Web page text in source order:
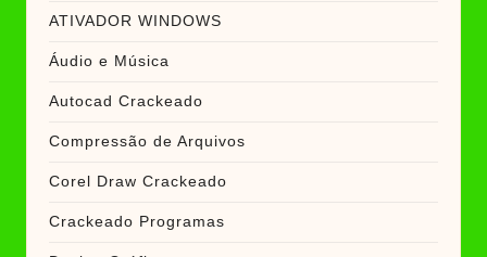
ATIVADOR WINDOWS
Áudio e Música
Autocad Crackeado
Compressão de Arquivos
Corel Draw Crackeado
Crackeado Programas